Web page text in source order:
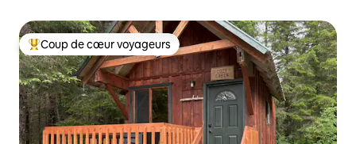
Coups de cœur voyageurs les plus appréciés
Coup de cœur voyageurs